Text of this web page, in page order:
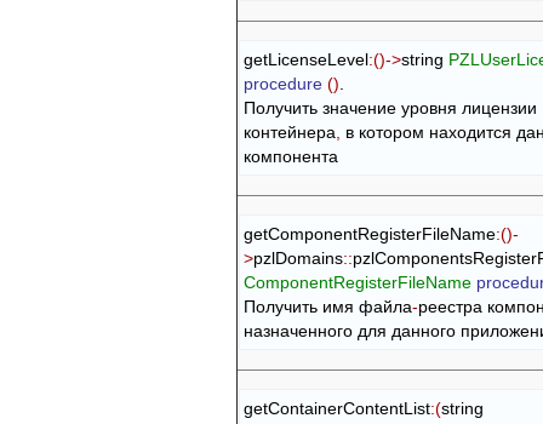
getLicenseLevel:()->string
procedure ()
Получить значение уровня лицензии
контейнера
в котором находится
компонента
getComponentRegisterFileName:()-
>pzlDomains::
ComponentRegisterFileName
Получить имя файла-реестра
назначенного для данного
getContainerContentList:(